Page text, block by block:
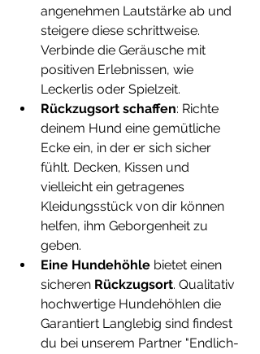
angenehmen Lautstärke ab und
steigere diese schrittweise.
Verbinde die Geräusche mit
positiven Erlebnissen, wie
Leckerlis oder Spielzeit.
Rückzugsort schaffen: Richte
deinem Hund eine gemütliche
Ecke ein, in der er sich sicher
fühlt. Decken, Kissen und
vielleicht ein getragenes
Kleidungsstück von dir können
helfen, ihm Geborgenheit zu
geben.
Eine Hundehöhle bietet einen
sicheren Rückzugsort. Qualitativ
hochwertige Hundehöhlen die
Garantiert Langlebig sind findest
du bei unserem Partner "Endlich-